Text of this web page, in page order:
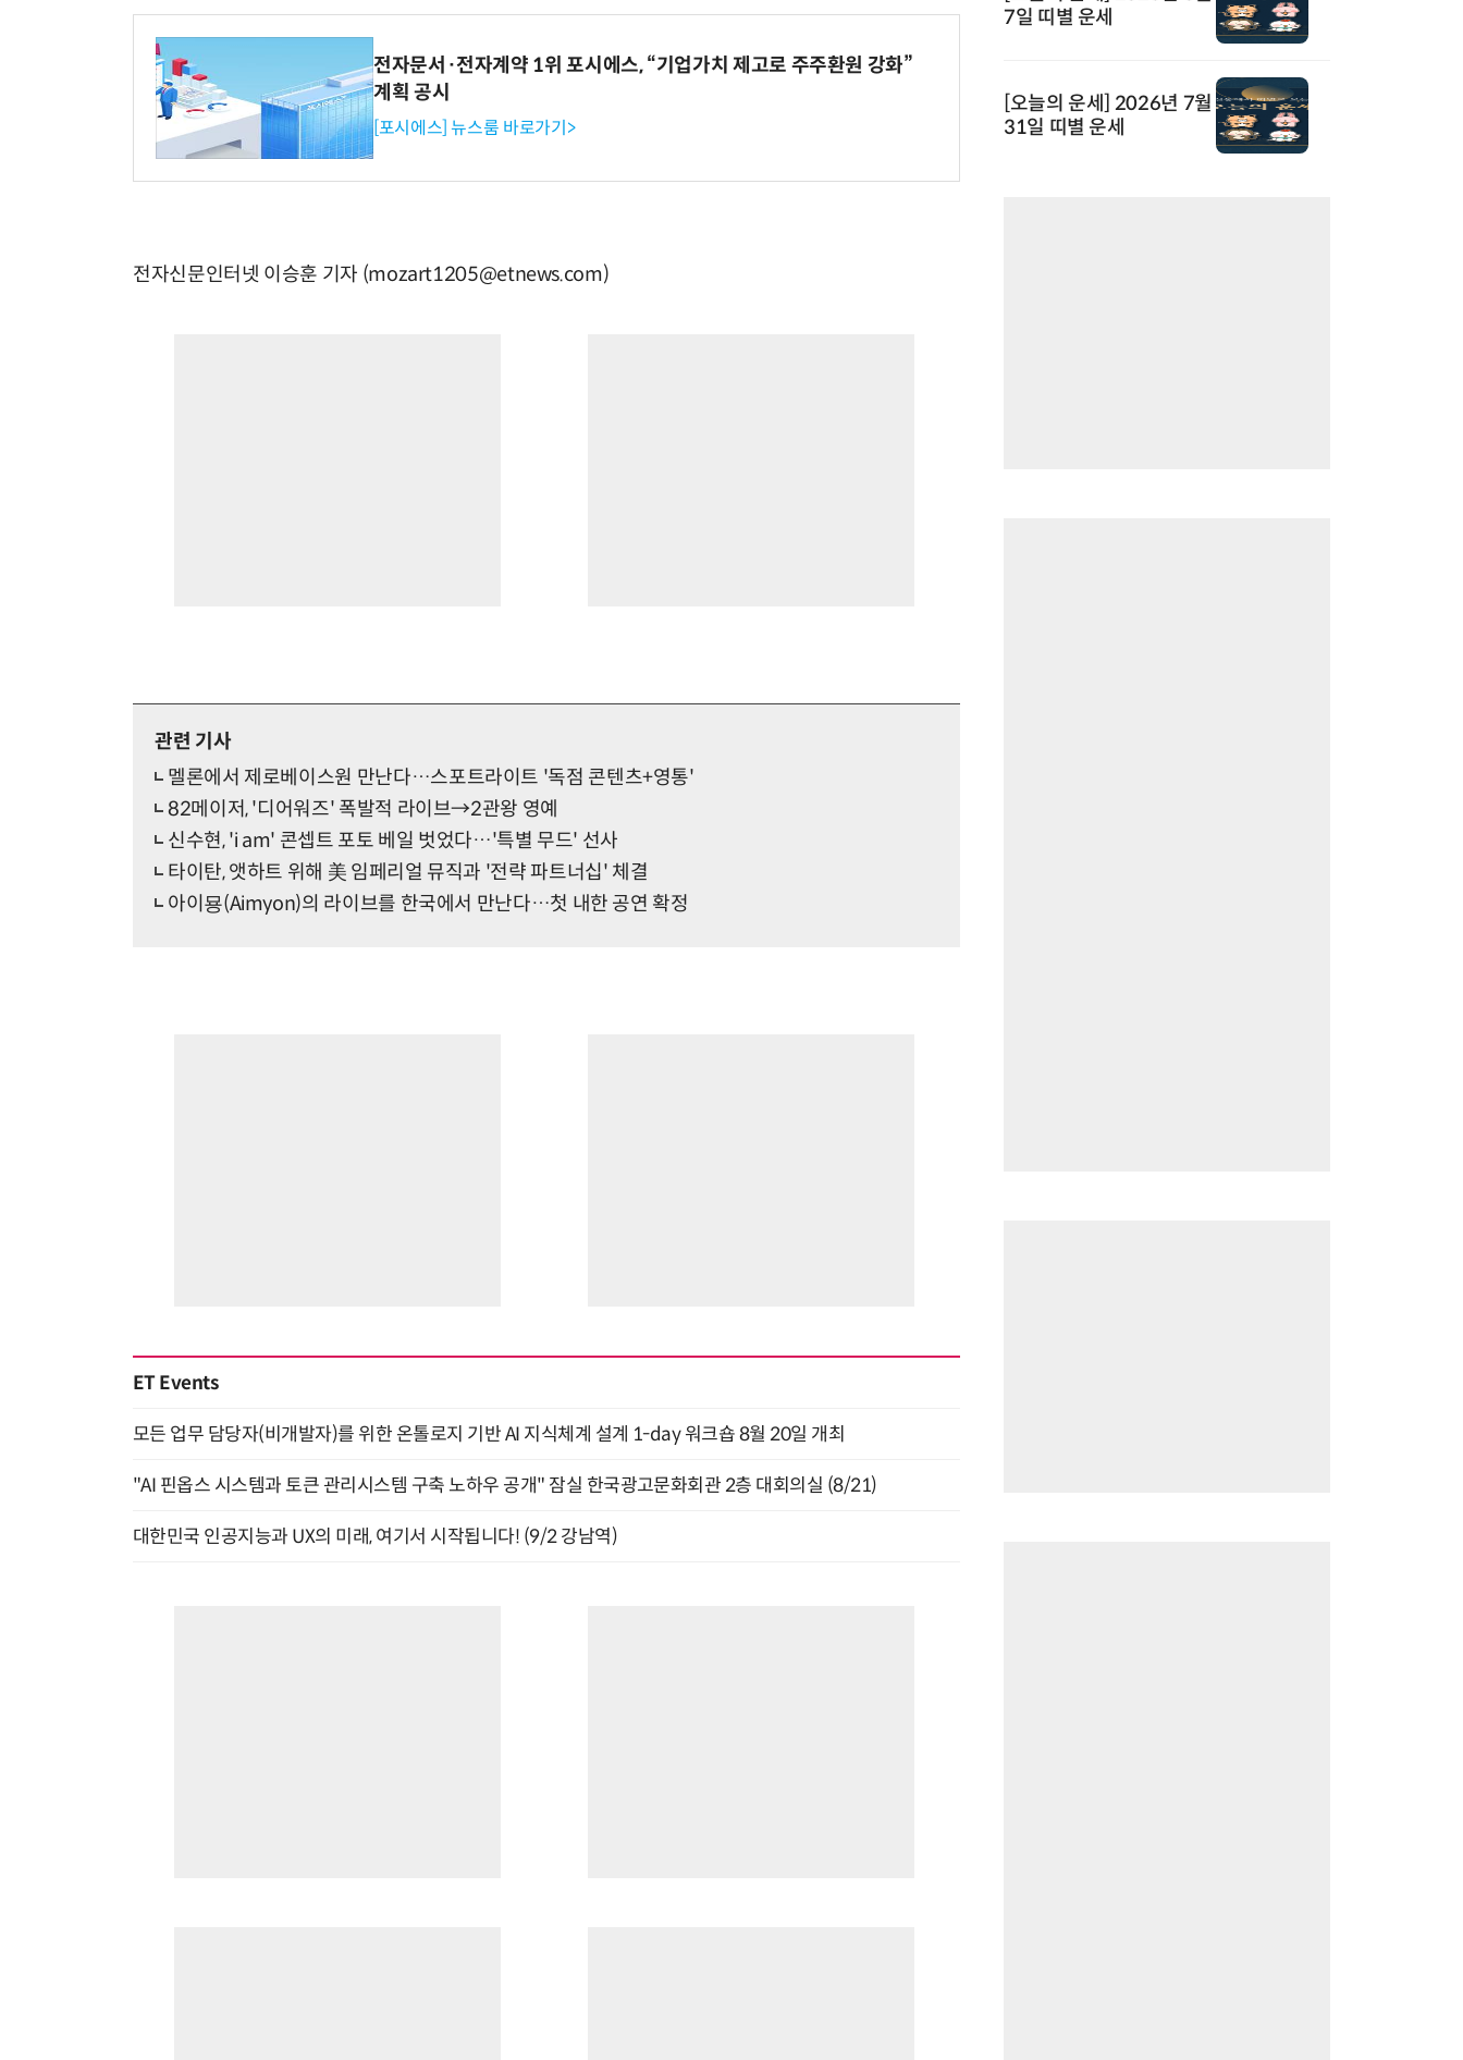
전자문서·전자계약 1위 포시에스, “기업가치 제고로 주주환원 강화”
계획 공시
[포시에스] 뉴스룸 바로가기>
전자신문인터넷 이승훈 기자 (mozart1205@etnews.com)
관련 기사
멜론에서 제로베이스원 만난다…스포트라이트 '독점 콘텐츠+영통'
82메이저, '디어워즈' 폭발적 라이브→2관왕 영예
신수현, 'i am' 콘셉트 포토 베일 벗었다…'특별 무드' 선사
타이탄, 앳하트 위해 美 임페리얼 뮤직과 '전략 파트너십' 체결
아이묭(Aimyon)의 라이브를 한국에서 만난다…첫 내한 공연 확정
ET Events
모든 업무 담당자(비개발자)를 위한 온톨로지 기반 AI 지식체계 설계 1-day 워크숍 8월 20일 개최
"AI 핀옵스 시스템과 토큰 관리시스템 구축 노하우 공개" 잠실 한국광고문화회관 2층 대회의실 (8/21)
대한민국 인공지능과 UX의 미래, 여기서 시작됩니다! (9/2 강남역)
7일 띠별 운세
[오늘의 운세] 2026년 7월
31일 띠별 운세